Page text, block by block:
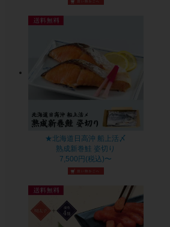
★北海道日高沖 船上活〆
熟成新巻鮭 姿切り
7,500円(税込)〜